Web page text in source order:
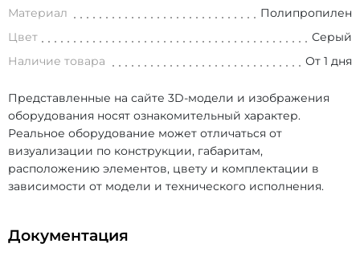
Материал
Полипропилен
Цвет
Серый
Наличие товара
От 1 дня
Представленные на сайте 3D-модели и изображения
оборудования носят ознакомительный характер.
Реальное оборудование может отличаться от
визуализации по конструкции, габаритам,
расположению элементов, цвету и комплектации в
зависимости от модели и технического исполнения.
Документация